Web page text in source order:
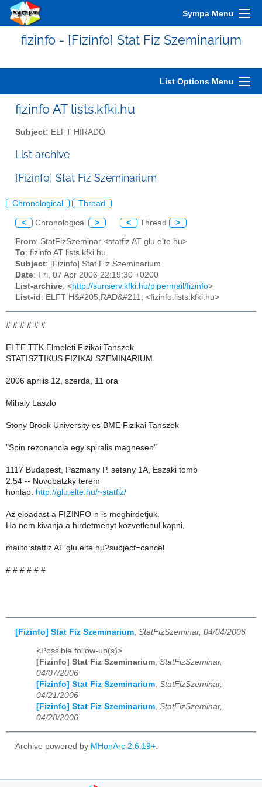
Sympa Menu
fizinfo - [Fizinfo] Stat Fiz Szeminarium
List Options Menu
fizinfo AT lists.kfki.hu
Subject: ELFT HÍRADÓ
List archive
[Fizinfo] Stat Fiz Szeminarium
Chronological Thread
< Chronological > < Thread >
From: StatFizSzeminar <statfiz AT glu.elte.hu>
To: fizinfo AT lists.kfki.hu
Subject: [Fizinfo] Stat Fiz Szeminarium
Date: Fri, 07 Apr 2006 22:19:30 +0200
List-archive: <http://sunserv.kfki.hu/pipermail/fizinfo>
List-id : ELFT H&#205;RAD&#211; <fizinfo.lists.kfki.hu>
# # # # # #
ELTE TTK Elmeleti Fizikai Tanszek
STATISZTIKUS FIZIKAI SZEMINARIUM
2006 aprilis 12, szerda, 11 ora
Mihaly Laszlo
Stony Brook University es BME Fizikai Tanszek
"Spin rezonancia egy spiralis magnesen"
1117 Budapest, Pazmany P. setany 1A, Eszaki tomb
2.54 -- Novobatzky terem
honlap: http://glu.elte.hu/~statfiz/
Az eloadast a FIZINFO-n is meghirdetjuk.
Ha nem kivanja a hirdetmenyt kozvetlenul kapni,
mailto:statfiz AT glu.elte.hu?subject=cancel
# # # # # #
[Fizinfo] Stat Fiz Szeminarium StatFizSzeminar, 04/04/2006
<Possible follow-up(s)>
[Fizinfo] Stat Fiz Szeminarium, StatFizSzeminar,
04/07/2006
[Fizinfo] Stat Fiz Szeminarium, StatFizSzeminar,
04/21/2006
[Fizinfo] Stat Fiz Szeminarium, StatFizSzeminar,
04/28/2006
Archive powered by MHonArc 2.6.19+.